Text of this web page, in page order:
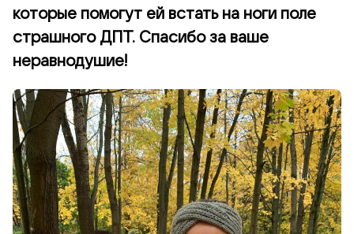
которые помогут ей встать на ноги поле
страшного ДПТ. Спасибо за ваше
неравнодушие!